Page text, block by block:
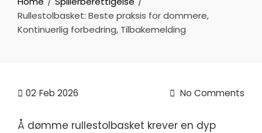
Rullestolbasket: Beste praksis for dommere,
Kontinuerlig forbedring, Tilbakemelding
02 Feb 2026 No Comments
Å dømme rullestolbasket krever en dyp